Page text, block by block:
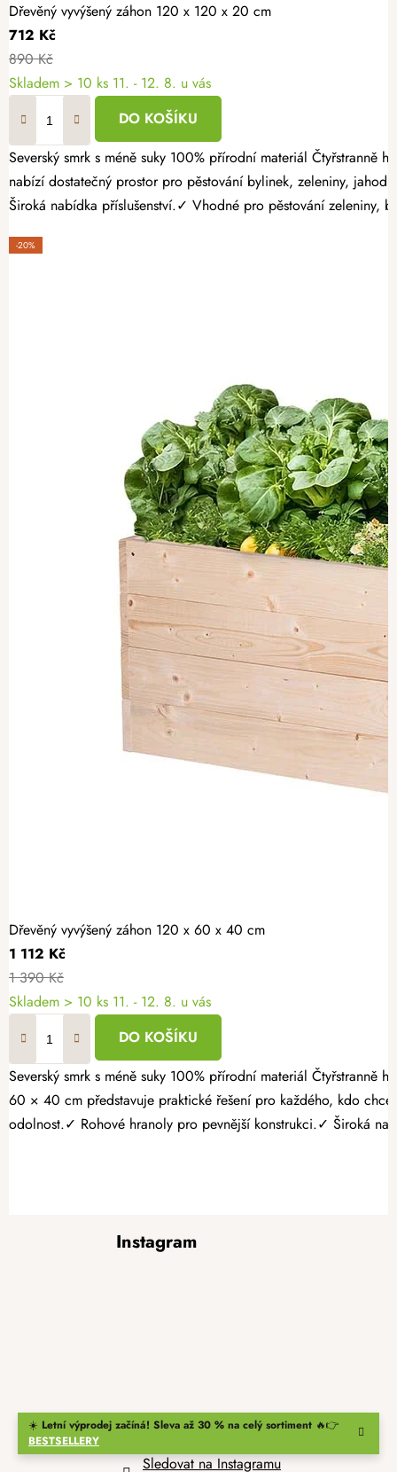
☀️ Letní výprodej začíná! Sleva až 30 % na celý sortiment 🔥👉
BESTSELLERY
Dřevěný vyvýšený záhon 120 x 120 x 20 cm
712 Kč
890 Kč
Skladem > 10 ks 11. - 12. 8. u vás
DO KOŠÍKU
Severský smrk s méně suky 100% přírodní materiál Čtyřstranně hoblovaný masiv Založte si vlastní zeleninovou zahrádku rychle a bez náročných úprav terénu. Dřevěný vyvýšený záhon 120 × 120 × 20 cm
nabízí dostatečný prostor pro pěstování bylinek, zeleniny,
Široká nabídka příslušenství.✓ Vhodné pro pěstování zeleniny,
-20%
Dřevěný vyvýšený záhon 120 x 60 x 40 cm
1 112 Kč
1 390 Kč
Skladem > 10 ks 11. - 12. 8. u vás
DO KOŠÍKU
Severský smrk s méně suky 100% přírodní materiál Čtyřstranně hoblovaný masiv Pěstujte jednoduše čerstvou zeleninu, voňavé bylinky nebo sladké jahody přímo na své zahradě. Dřevěný vyvýšený záhon 120 ×
60 × 40 cm představuje praktické řešení pro každého, kdo
odolnost.✓ Rohové hranoly pro pevnější konstrukci.✓ Široká
Instagram
Sledovat na Instagramu